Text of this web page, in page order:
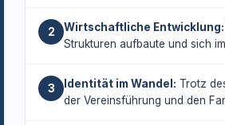
2 Wirtschaftliche Entwicklung:
Strukturen aufbaute und sich
3 Identität im Wandel: Trotz
der Vereinsführung und den